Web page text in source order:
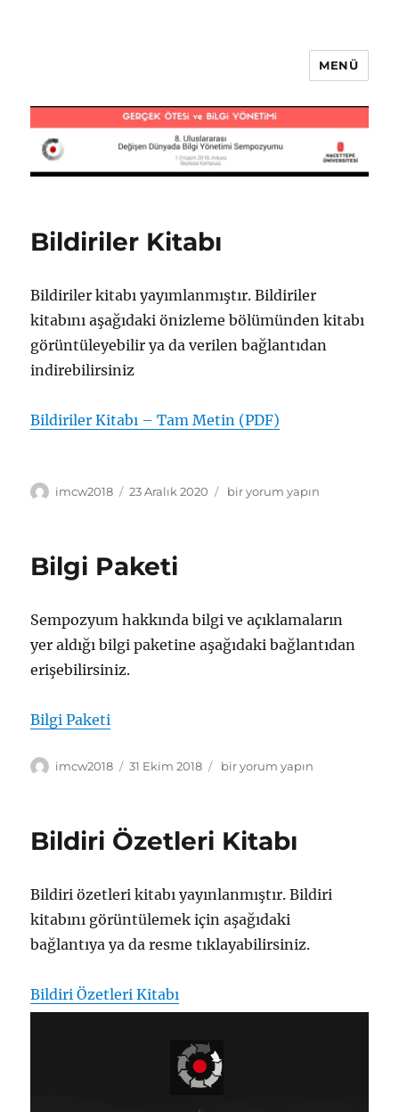
MENÜ
Duyurular
Bildiriler Kitabı
Bildiriler kitabı yayımlanmıştır. Bildiriler
kitabını aşağıdaki önizleme bölümünden kitabı
görüntüleyebilir ya da verilen bağlantıdan
indirebilirsiniz
Bildiriler Kitabı – Tam Metin (PDF)
Yazar
imcw2018
Yayın
23 Aralık 2020
Bildiriler
bir yorum yapın
Bilgi Paketi
Sempozyum hakkında bilgi ve açıklamaların
yer aldığı bilgi paketine aşağıdaki bağlantıdan
erişebilirsiniz.
Bilgi Paketi
Yazar
imcw2018
Yayın
31 Ekim 2018
Bilgi
bir yorum yapın
Bildiri Özetleri Kitabı
Bildiri özetleri kitabı yayınlanmıştır. Bildiri
kitabını görüntülemek için aşağıdaki
bağlantıya ya da resme tıklayabilirsiniz.
Bildiri Özetleri Kitabı